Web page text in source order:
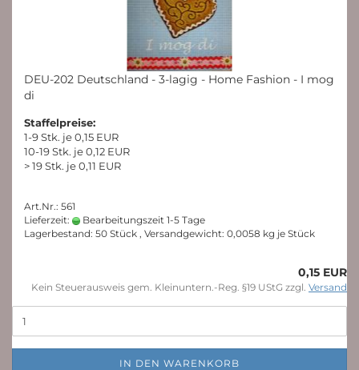
DEU-202 Deutschland - 3-lagig - Home Fashion - I mog
di
Staffelpreise:
1-9 Stk. je 0,15 EUR
10-19 Stk. je 0,12 EUR
> 19 Stk. je 0,11 EUR
Art.Nr.: 561
Lieferzeit:
Bearbeitungszeit 1-5 Tage
Lagerbestand: 50 Stück , Versandgewicht: 0,0058 kg je Stück
0,15 EUR
Kein Steuerausweis gem. Kleinuntern.-Reg. §19 UStG zzgl. Versand
IN DEN WARENKORB